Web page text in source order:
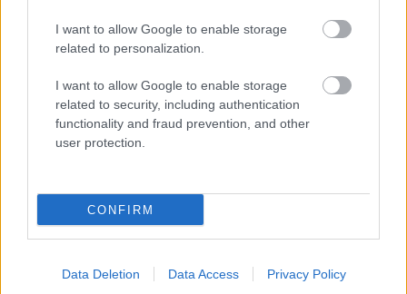
I want to allow Google to enable storage
related to personalization.
I want to allow Google to enable storage
related to security, including authentication
functionality and fraud prevention, and other
user protection.
CONFIRM
Data Deletion Data Access Privacy Policy
vagy nem. Tehát igen is, meg nem is.
Miért éri meg az Onavonak?
Egyszerű. Igaz, hogy minden személyes adatot
törölnek, viszont aggregált (összesített) adatokat
tárolnak, és eladják cégeknek. Ez nem azt
átlag 10 percet használják a szolgáltatást, eközben
átlag 3MB adatforgalmat használnak el. Stb., stb. Ez
az összes netes szolgáltatás metszetét nézve, már